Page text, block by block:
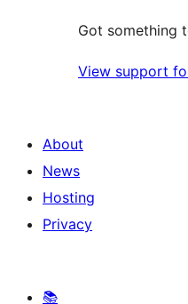
Got something
View support
About
News
Hosting
Privacy
📚